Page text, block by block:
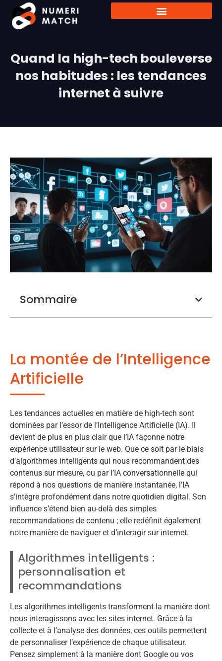
Quand la high-tech bouleverse
nos habitudes : les tendances
internet à suivre
Sommaire
La montée de l’Intelligence
Artificielle
Les tendances actuelles en matière de high-tech sont
dominées par l’essor de l’Intelligence Artificielle (IA). Il
devient de plus en plus clair que l’IA façonne notre
expérience utilisateur sur le web. Que ce soit par le biais
d’algorithmes intelligents qui nous recommandent des
contenus sur mesure, ou par l’IA conversationnelle qui
répond à nos questions de manière instantanée, l’IA
s’intègre profondément dans notre quotidien digital. Son
influence s’étend bien au-delà des simples
recommandations de contenu ; elle redéfinit également
notre manière de naviguer et d’interagir sur internet.
Algorithmes intelligents :
personnalisation et
recommandations
Les algorithmes intelligents transforment la manière dont
nous interagissons avec les sites internet. Grâce à la
collecte et à l’analyse des données, ces outils permettent
de personnaliser l’expérience de chaque utilisateur.
Pensez simplement à la manière dont Google ou vos